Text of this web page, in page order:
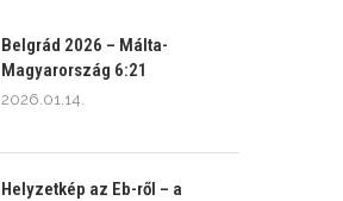
Belgrád 2026 – Málta-
Magyarország 6:21
2026.01.14.
Helyzetkép az Eb-ről – a